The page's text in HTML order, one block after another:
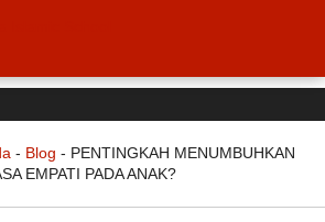
- Blog - PENTINGKAH MENUMBUHKAN
EMPATI PADA ANAK?